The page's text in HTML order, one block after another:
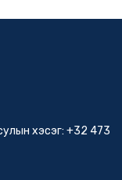
хэсэг: +32 473